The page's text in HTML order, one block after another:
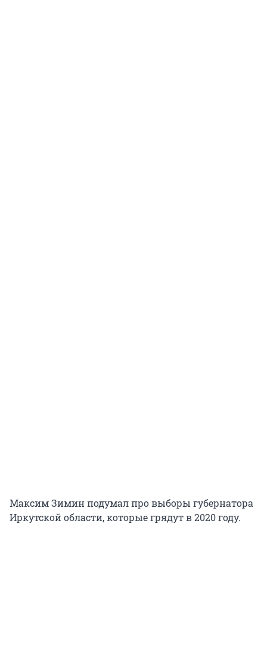
Максим Зимин подумал про выборы губернатора
Иркутской области, которые грядут в 2020 году.